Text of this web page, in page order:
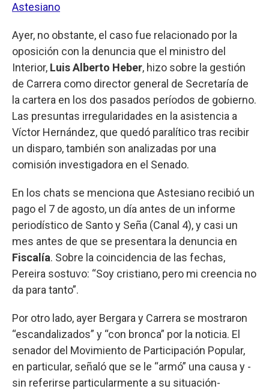
Astesiano
Ayer, no obstante, el caso fue relacionado por la
oposición con la denuncia que el ministro del
Interior, Luis Alberto Heber, hizo sobre la gestión
de Carrera como director general de Secretaría de
la cartera en los dos pasados períodos de gobierno.
Las presuntas irregularidades en la asistencia a
Víctor Hernández, que quedó paralítico tras recibir
un disparo, también son analizadas por una
comisión investigadora en el Senado.
En los chats se menciona que Astesiano recibió un
pago el 7 de agosto, un día antes de un informe
periodístico de Santo y Seña (Canal 4), y casi un
mes antes de que se presentara la denuncia en
Fiscalía. Sobre la coincidencia de las fechas,
Pereira sostuvo: “Soy cristiano, pero mi creencia no
da para tanto”.
Por otro lado, ayer Bergara y Carrera se mostraron
“escandalizados” y “con bronca” por la noticia. El
senador del Movimiento de Participación Popular,
en particular, señaló que se le “armó” una causa y -
sin referirse particularmente a su situación-